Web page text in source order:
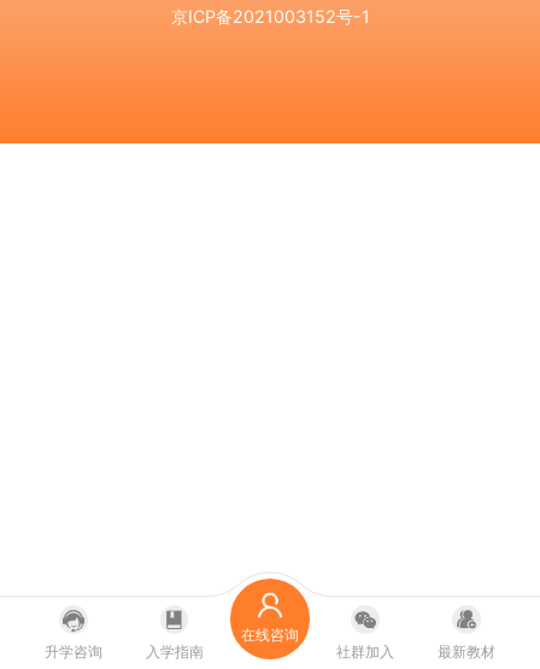
京ICP备2021003152号-1
升学咨询 入学指南
在线咨询
社群加入
最新教材